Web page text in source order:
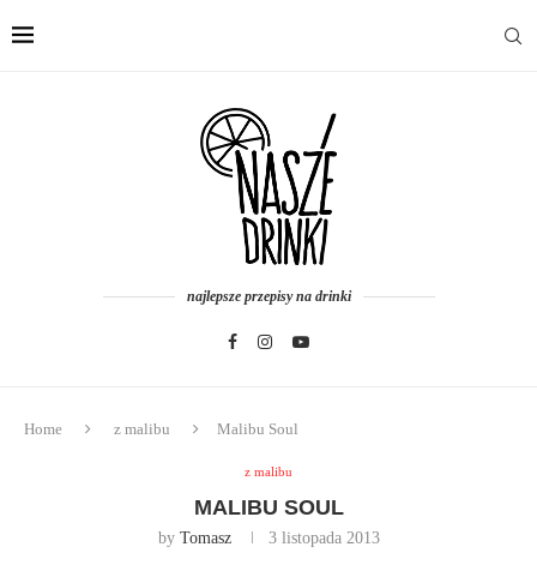
najlepsze przepisy na drinki
Home z malibu Malibu Soul
z malibu
MALIBU SOUL
by Tomasz 3 listopada 2013